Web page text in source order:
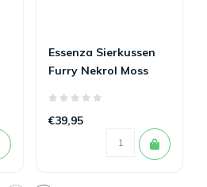
Essenza Sierkussen
Furry Nekrol Moss
€39,95